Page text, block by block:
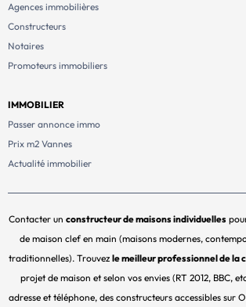
Agences immobilières
Constructeurs
Notaires
Promoteurs immobiliers
IMMOBILIER
Passer annonce immo
Prix m2 Vannes
Actualité immobilier
Contacter un constructeur de maisons individuelles
de maison clef en main (maisons modernes,
traditionnelles). Trouvez le meilleur professionnel de la
projet de maison et selon vos envies (RT 2012, BBC,
adresse et téléphone, des constructeurs accessibles sur